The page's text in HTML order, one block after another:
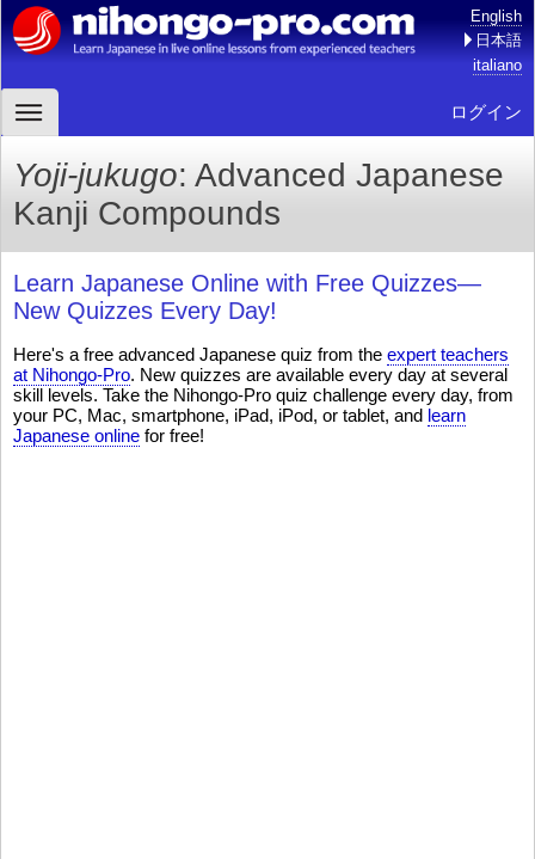
English
日本語
italiano
ログイン
Yoji-jukugo: Advanced Japanese
Kanji Compounds
Learn Japanese Online with Free Quizzes—
New Quizzes Every Day!
Here's a free advanced Japanese quiz from the expert teachers
at Nihongo-Pro. New quizzes are available every day at several
skill levels. Take the Nihongo-Pro quiz challenge every day, from
your PC, Mac, smartphone, iPad, iPod, or tablet, and learn
Japanese online for free!